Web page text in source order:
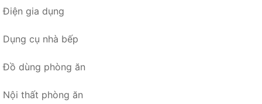
Điện gia dụng
Dụng cụ nhà bếp
Đồ dùng phòng ăn
Nội thất phòng ăn